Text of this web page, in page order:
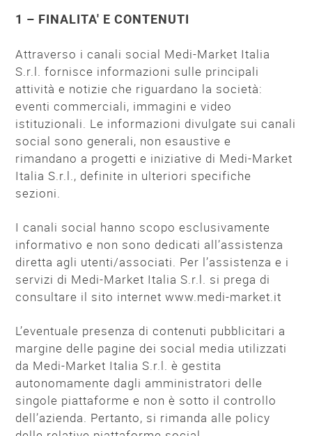
1 – FINALITA' E CONTENUTI
Attraverso i canali social Medi-Market Italia
S.r.l. fornisce informazioni sulle principali
attività e notizie che riguardano la società:
eventi commerciali, immagini e video
istituzionali. Le informazioni divulgate sui canali
social sono generali, non esaustive e
rimandano a progetti e iniziative di Medi-Market
Italia S.r.l., definite in ulteriori specifiche
sezioni.
I canali social hanno scopo esclusivamente
informativo e non sono dedicati all’assistenza
diretta agli utenti/associati. Per l’assistenza e i
servizi di Medi-Market Italia S.r.l. si prega di
consultare il sito internet www.medi-market.it
L’eventuale presenza di contenuti pubblicitari a
margine delle pagine dei social media utilizzati
da Medi-Market Italia S.r.l. è gestita
autonomamente dagli amministratori delle
singole piattaforme e non è sotto il controllo
dell’azienda. Pertanto, si rimanda alle policy